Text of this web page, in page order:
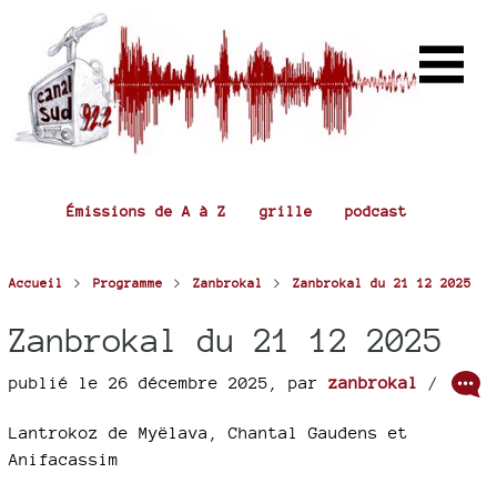
Émissions de A à Z grille podcast
Accueil > Programme > Zanbrokal > Zanbrokal du 21 12 2025
Zanbrokal du 21 12 2025
publié le 26 décembre 2025 par zanbrokal /
Lantrokoz de Myëlava, Chantal Gaudens et
Anifacassim